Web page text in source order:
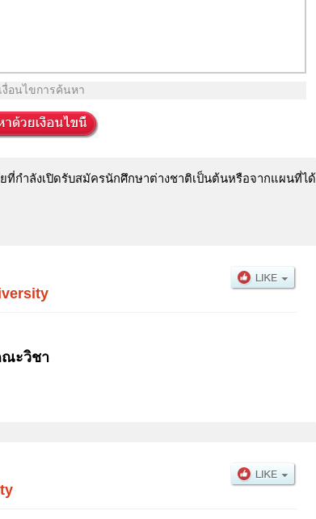
งื่อนไขการค้นหา
ที่กำลังเปิดรับสมัครนักศึกษาต่างชาติเป็นต้นหรือจากแผนที่ได้
ณะวิชา